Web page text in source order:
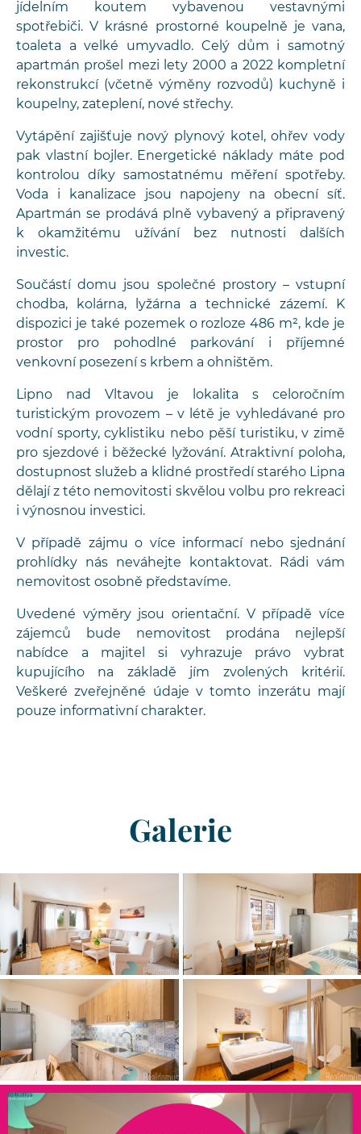
jídelním koutem vybavenou vestavnými
spotřebiči. V krásné prostorné koupelně je vana,
toaleta a velké umyvadlo. Celý dům i samotný
apartmán prošel mezi lety 2000 a 2022 kompletní
rekonstrukcí (včetně výměny rozvodů) kuchyně i
koupelny, zateplení, nové střechy.
Vytápění zajišťuje nový plynový kotel, ohřev vody
pak vlastní bojler. Energetické náklady máte pod
kontrolou díky samostatnému měření spotřeby.
Voda i kanalizace jsou napojeny na obecní síť.
Apartmán se prodává plně vybavený a připravený
k okamžitému užívání bez nutnosti dalších
investic.
Součástí domu jsou společné prostory – vstupní
chodba, kolárna, lyžárna a technické zázemí. K
dispozici je také pozemek o rozloze 486 m², kde je
prostor pro pohodlné parkování i příjemné
venkovní posezení s krbem a ohništěm.
Lipno nad Vltavou je lokalita s celoročním
turistickým provozem – v létě je vyhledávané pro
vodní sporty, cyklistiku nebo pěší turistiku, v zimě
pro sjezdové i běžecké lyžování. Atraktivní poloha,
dostupnost služeb a klidné prostředí starého Lipna
dělají z této nemovitosti skvělou volbu pro rekreaci
i výnosnou investici.
V případě zájmu o více informací nebo sjednání
prohlídky nás neváhejte kontaktovat. Rádi vám
nemovitost osobně představíme.
Uvedené výměry jsou orientační. V případě více
zájemců bude nemovitost prodána nejlepší
nabídce a majitel si vyhrazuje právo vybrat
kupujícího na základě jím zvolených kritérií.
Veškeré zveřejněné údaje v tomto inzerátu mají
pouze informativní charakter.
Galerie